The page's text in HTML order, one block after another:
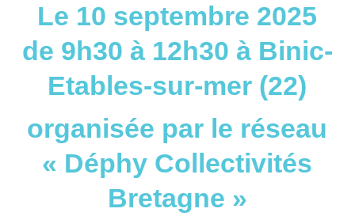
Le 10 septembre 2025
de 9h30 à 12h30 à Binic-
Etables-sur-mer (22)
organisée par le réseau
« Déphy Collectivités
Bretagne »